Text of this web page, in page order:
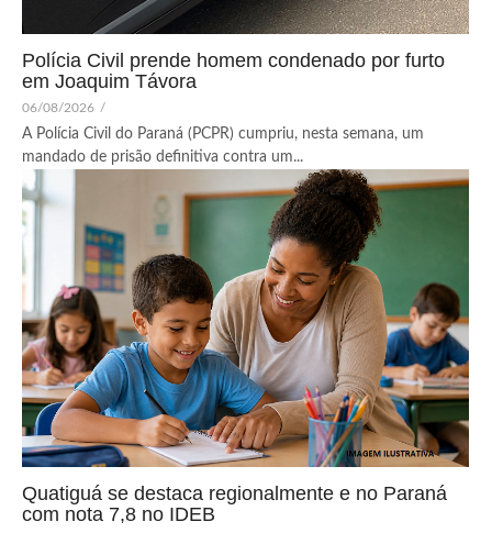
Polícia Civil prende homem condenado por furto
em Joaquim Távora
06/08/2026 /
A Polícia Civil do Paraná (PCPR) cumpriu, nesta semana, um
mandado de prisão definitiva contra um...
Quatiguá se destaca regionalmente e no Paraná
com nota 7,8 no IDEB